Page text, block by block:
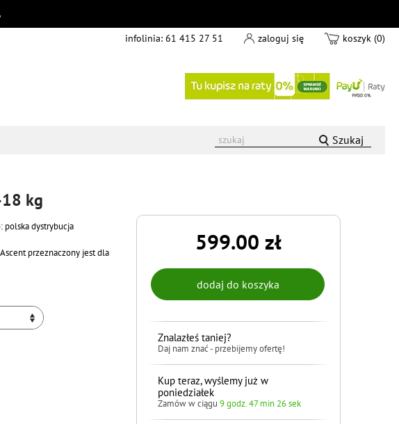
infolinia: 61 415 27 51 zaloguj się koszyk (0)
Szukaj
kg
polska dystrybucja
przeznaczony jest dla
599.00 zł
Znalazłeś taniej?
Daj nam znać - przebijemy ofertę!
Kup teraz, wyślemy już w
poniedziałek
Zamów w ciągu9 godz. 47 min 25 sek